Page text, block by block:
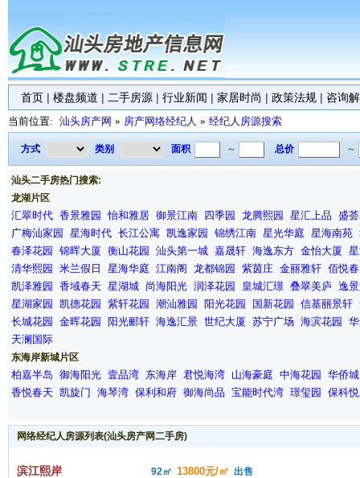
首页 | 楼盘频道 | 二手房源 | 行业新闻 | 家居时尚 | 政策法规 | 咨询
当前位置: 汕头房产网 » 房产网络经纪人 » 经纪人房源搜索
方式 类别 面积 ～ 总价 ～
汕头二手房热门搜索:
龙湖片区
汇翠时代 香景雅园 怡和雅居 御景江南 四季园 龙腾熙园 星汇上品 盛
广梅汕家园
星海时代 长江公寓 凯逸家园 锦绣江南 星光华庭 星海南苑
春泽花园
锦晖大厦 衡山花园 汕头第一城 嘉晟轩 海逸东方 金怡大厦
清华熙园
米兰假日 星海华庭 江南阁 龙都锦园 紫茵庄 金丽雅轩 佰悦
凯泽雅园
香域春天 星湖城 尚海阳光 润泽花园 皇城汇璟 叠翠美庐 逸
星湖家园
凯德花园 紫轩花园 潮汕雅园 阳光花园 国新花园 信基丽景轩
长城花园
金晖花园 阳光郦轩 海逸汇景 世纪大厦 苏宁广场 海滨花园
天澜国际
东海岸新城片区
柏嘉半岛 御海阳光 壹品湾 东海岸 君悦海湾 山海豪庭 中海花园
华侨城
香悦春天 凯旋门 海琴湾 保利和府 御海尚品 宝能时代湾 璟玺园 保科
网络经纪人房源列表(汕头房产网二手房)
滨江熙岸 92㎡ 13800元/㎡ 出售